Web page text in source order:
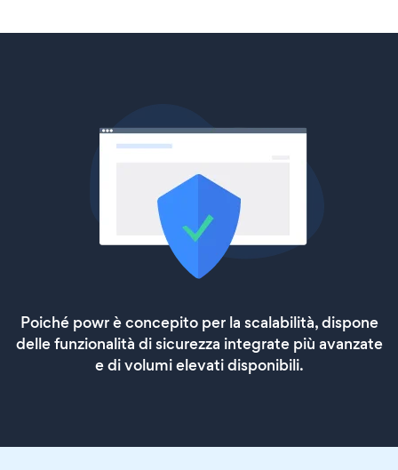
Poiché powr è concepito per la scalabilità, dispone
delle funzionalità di sicurezza integrate più avanzate
e di volumi elevati disponibili.